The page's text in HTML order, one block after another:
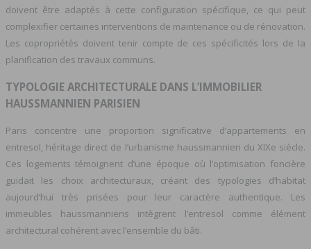
doivent être adaptés à cette configuration spécifique, ce qui peut
complexifier certaines interventions de maintenance ou de rénovation.
Les copropriétés doivent tenir compte de ces spécificités lors de la
planification des travaux communs.
TYPOLOGIE ARCHITECTURALE DANS L’IMMOBILIER
HAUSSMANNIEN PARISIEN
Paris concentre une proportion significative d’appartements en
entresol, héritage direct de l’urbanisme haussmannien du XIXe siècle.
Ces logements témoignent d’une époque où l’optimisation foncière
guidait les choix architecturaux, créant des typologies d’habitat
aujourd’hui très prisées pour leur caractère authentique. Les
immeubles haussmanniens intègrent l’entresol comme élément
architectural cohérent avec l’ensemble du bâti.